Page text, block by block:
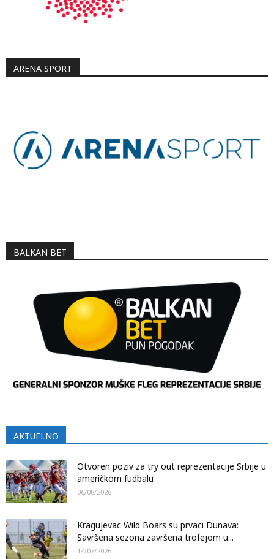
ARENA SPORT
BALKAN BET
AKTUELNO
Otvoren poziv za try out reprezentacije Srbije u
američkom fudbalu
06/08/2026
Kragujevac Wild Boars su prvaci Dunava:
Savršena sezona završena trofejom u...
14/07/2026